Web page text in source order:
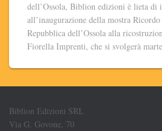
dell’Ossola, Biblion edizioni è lieta di
all’inaugurazione della mostra
Repubblica dell’Ossola alla
Fiorella Imprenti, che si svolgerà
Biblion Edizioni SRL
Via G. Govone, 70